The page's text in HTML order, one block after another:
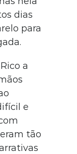
dias
para
a
e
tão